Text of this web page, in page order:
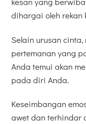
dihargai oleh rekan
Selain urusan
pertemanan yang
Anda temui akan
pada diri Anda.
Keseimbangan
awet dan terhindar